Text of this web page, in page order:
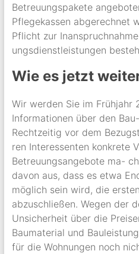
Betreuungspakete
Pflegekassen abgerechnet
Pflicht zur
ungsdienstleistungen
Wie es jetzt
Wir werden Sie im Frühjahr
Informationen über den
Rechtzeitig vor dem
ren Interessenten konkrete
Betreuungsangebote ma-
davon aus, dass es etwa
möglich sein wird, die
abzuschließen. Wegen der
Unsicherheit über die
Baumaterial und
für die Wohnungen noch